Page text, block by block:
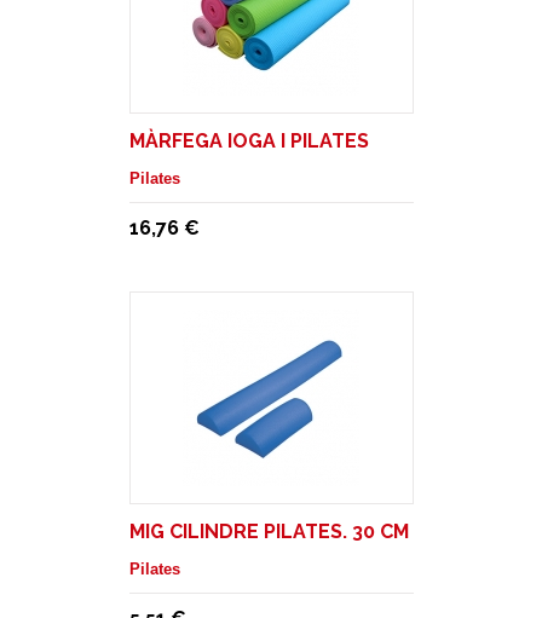
MÀRFEGA IOGA I PILATES
Pilates
16,76 €
MIG CILINDRE PILATES. 30 CM
Pilates